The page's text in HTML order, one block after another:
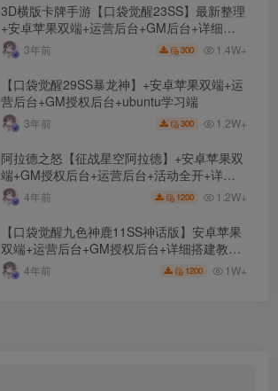
3D横版卡牌手游【口袋觉醒23SS】最新整理
+安卓苹果双端+运营后台+GM后台+详细搭
建教程3年前 300 1.4W+
【口袋觉醒29SS暴龙神】+安卓苹果双端+运
营后台+GM授权后台+ubuntu学习端
3年前 300 1.2W+
阿拉德之怒【征战星空阿拉德】+安卓苹果双
端+GM授权后台+运营后台+活动全开+详细
教程 4年前 1200 1.2W+
【口袋觉醒九色神鹿11SS神话版】安卓苹果
双端+运营后台+GM授权后台+详细搭建教
程。 4年前 1200 1W+